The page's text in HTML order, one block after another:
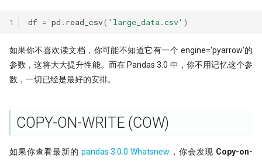
炒股
Ifind25
1 df = pd . read_csv( 'large_data.csv' )
如果你不喜欢读文档，你可能不知道它有一个 engine='pyarrow'的
参数，这将大大提升性能。而在 Pandas 3.0 中，你不用记忆这个参
数，一切已经是最好的安排。
COPY-ON-WRITE (COW)
如果你查看最新的 pandas 3.0.0 Whatsnew ，你会发现 Copy-on-